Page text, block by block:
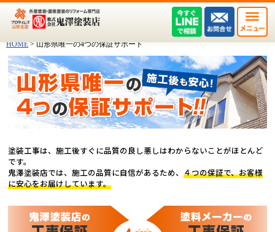
HOME > 山形県唯一の4つの保証サポート
塗装工事は、施工後すぐに品質の良し悪しはわからないことがほとんど
です。
鬼澤塗装店では、施工の品質に自信があるため、４つの保証で、お客様
に安心をお届けしています。